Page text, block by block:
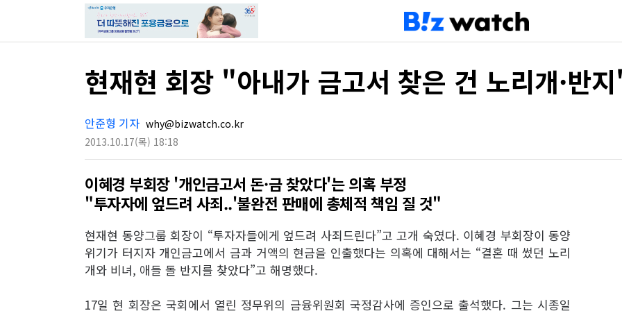
현재현 회장 "아내가 금고서 찾은 건 노리개·반
안준형 기자 why@bizwatch.co.kr
2013.10.17(목) 18:18
이혜경 부회장 '개인금고서 돈·금 찾았다'는 의혹 부정
"투자자에 엎드려 사죄..'불완전 판매에 총체적 책임 질 것"
현재현 동양그룹 회장이 “투자자들에게 엎드려 사죄드린다”고 고개 숙였다. 이혜경 부회장이 동양
위기가 터지자 개인금고에서 금과 거액의 현금을 인출했다는 의혹에 대해서는 “결혼 때 썼던 노리
개와 비녀, 애들 돌 반지를 찾았다”고 해명했다.
17일 현 회장은 국회에서 열린 정무위의 금융위원회 국정감사에 증인으로 출석했다. 그는 시종일